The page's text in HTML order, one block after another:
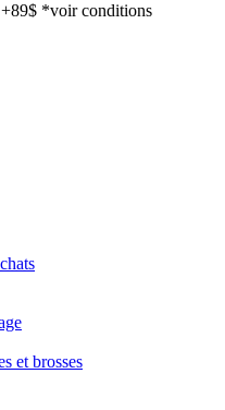
*voir conditions
et brosses